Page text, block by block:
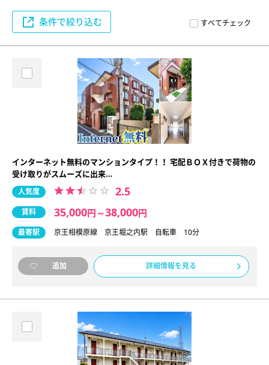
すべてチェック
条件で絞り込む
インターネット無料のマンションタイプ！！ 宅配ＢＯＸ付きで荷物の
受け取りがスムーズに出来…
人気度 2.5
賃料 35,000円 ～38,000円
最寄駅 京王相模原線 京王堀之内駅 自転車 10分
追加 詳細情報を見る